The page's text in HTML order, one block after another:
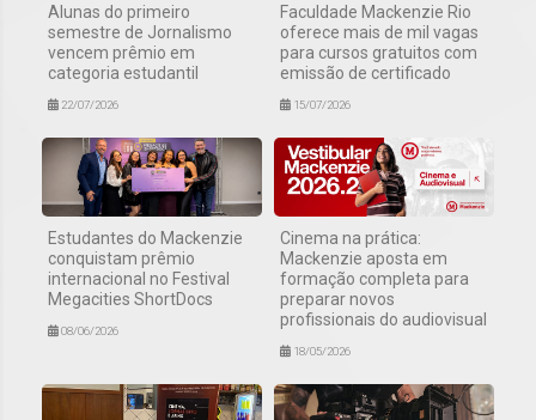
Alunas do primeiro
semestre de Jornalismo
vencem prêmio em
categoria estudantil
22/07/2026
Faculdade Mackenzie Rio
oferece mais de mil vagas
para cursos gratuitos com
emissão de certificado
15/07/2026
Estudantes do Mackenzie
conquistam prêmio
internacional no Festival
Megacities ShortDocs
08/06/2026
Cinema na prática:
Mackenzie aposta em
formação completa para
preparar novos
profissionais do audiovisual
18/05/2026